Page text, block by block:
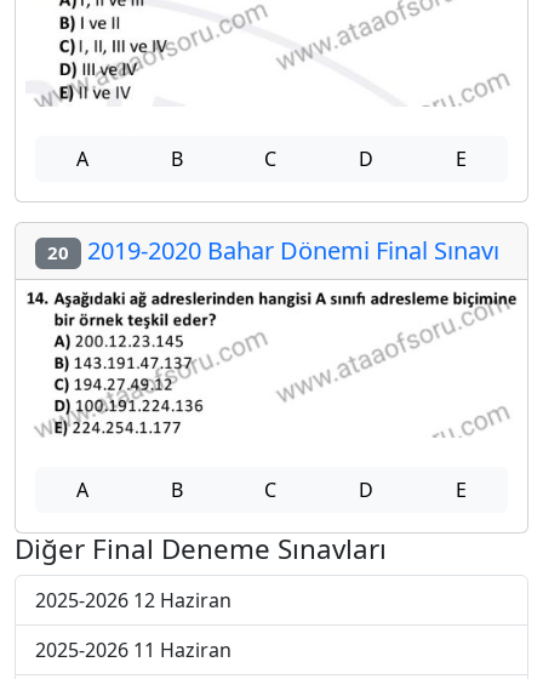
A B C D E
20 2019-2020 Bahar Dönemi Final Sınavı
A B C D E
Diğer Final Deneme Sınavları
2025-2026 12 Haziran
2025-2026 11 Haziran